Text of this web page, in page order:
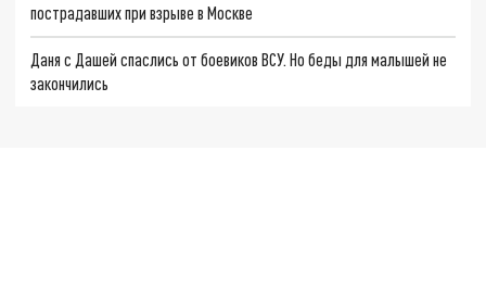
пострадавших при взрыве в Москве
Даня с Дашей спаслись от боевиков ВСУ. Но беды для малышей не
закончились